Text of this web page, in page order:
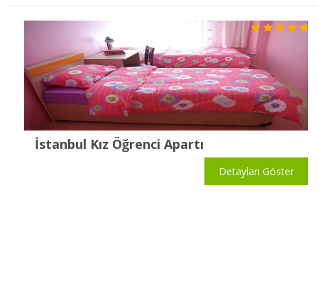
İstanbul Kız Öğrenci Apartı
Detayları Göster